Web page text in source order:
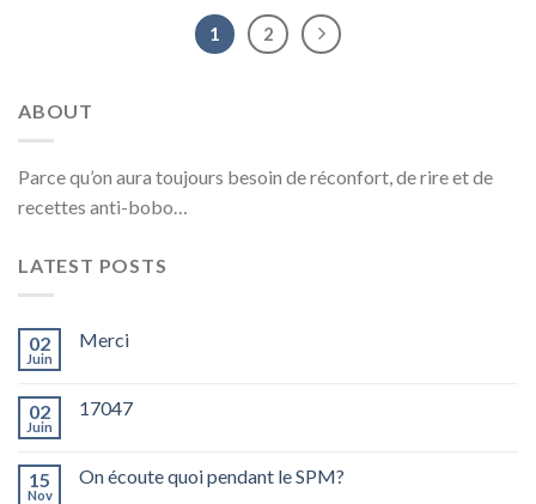
1 2
ABOUT
Parce qu’on aura toujours besoin de réconfort, de rire et de
recettes anti-bobo…
LATEST POSTS
02
Juin
Merci
02
Juin
17047
15
Nov
On écoute quoi pendant le SPM?